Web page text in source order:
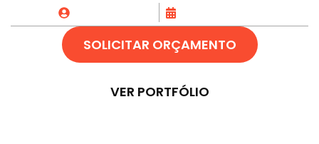
SOLICITAR ORÇAMENTO
VER PORTFÓLIO